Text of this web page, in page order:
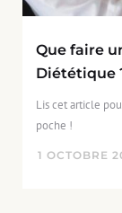
Que faire
Diététique
Lis cet article
poche !
1 OCTOBRE